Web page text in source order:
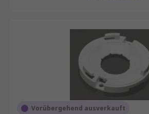
Vorübergehend ausverkauft